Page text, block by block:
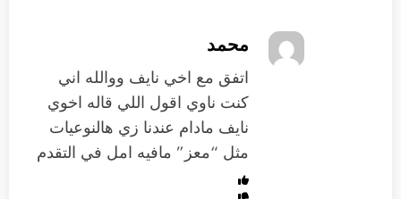
محمد
اتفق مع اخي نايف ووالله اني
كنت ناوي اقول اللي قاله اخوي
نايف مادام عندنا زي هالنوعيات
مثل “معز” مافيه امل في التقدم